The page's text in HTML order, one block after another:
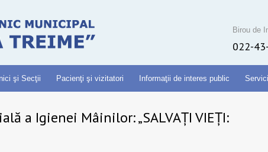
Birou de
022-
şi Secţii Pacienţi şi vizitatori Informaţii de interes public
a Igienei Mâinilor: „SALVAȚI VIEȚI: